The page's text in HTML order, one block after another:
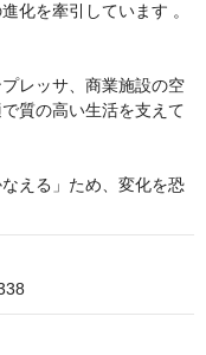
化を牽引しています 。
レッサ、商業施設の空
質の高い生活を支えて
える」ため、変化を恐